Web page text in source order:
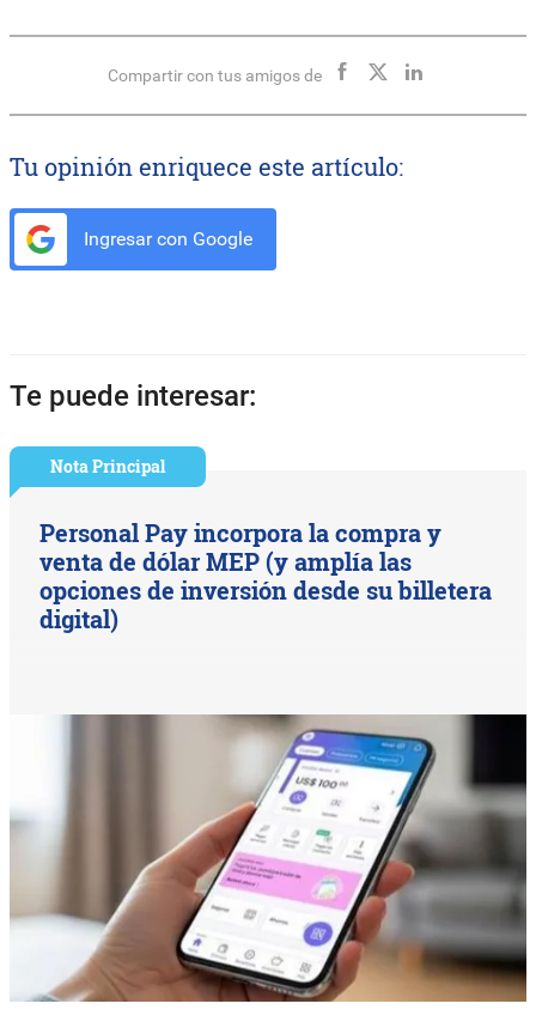
Compartir con tus amigos de
Tu opinión enriquece este artículo:
Ingresar con Google
Te puede interesar:
Nota Principal
Personal Pay incorpora la compra y
venta de dólar MEP (y amplía las
opciones de inversión desde su billetera
digital)